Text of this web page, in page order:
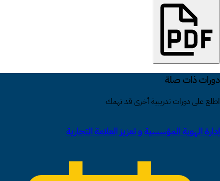
دورات ذات صلة
اطلع على دورات تدريبية أخرى قد تهمك
إدارة الهوية المؤسسية و تعزيز العلامة التجارية